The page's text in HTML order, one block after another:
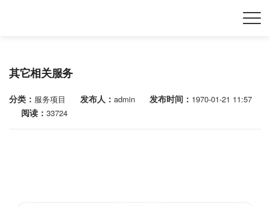
其它相关服务
分类： 服务项目 发布人： admin 发布时间： 1970-01-21 11:57
阅读： 33724